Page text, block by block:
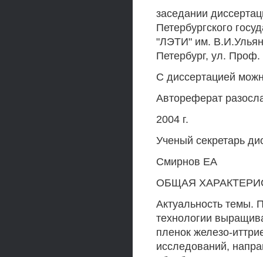
заседании
Петербургского
"ЛЭТИ" им.
Петербург, ул.
С диссертацией
Автореферат
2004 г.
Ученый секретарь
Смирнов ЕА
ОБЩАЯ
Актуальность темы.
технологии
пленок железо-
исследований,